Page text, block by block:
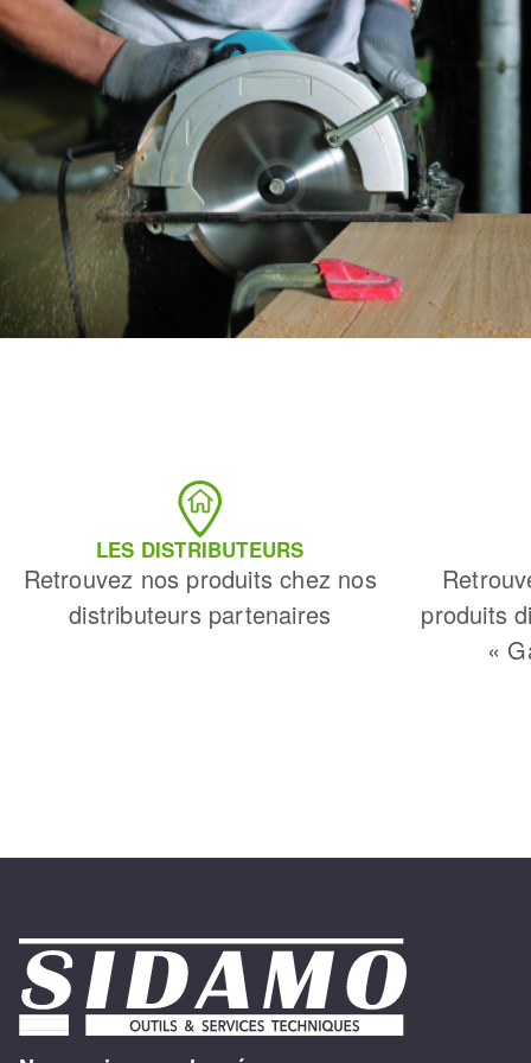
LES DISTRIBUTEURS
Retrouvez nos produits chez nos
distributeurs partenaires
produits
«